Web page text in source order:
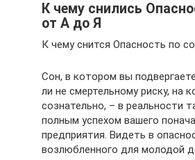
К чему снились
от А до Я
К чему снится Опасность по
Сон, в котором вы
ли не смертельному риску, на
сознательно, – в реальности
полным успехом вашего
предприятия. Видеть в
возлюбленного для молодой